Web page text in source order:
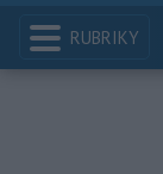
RUBRIKY